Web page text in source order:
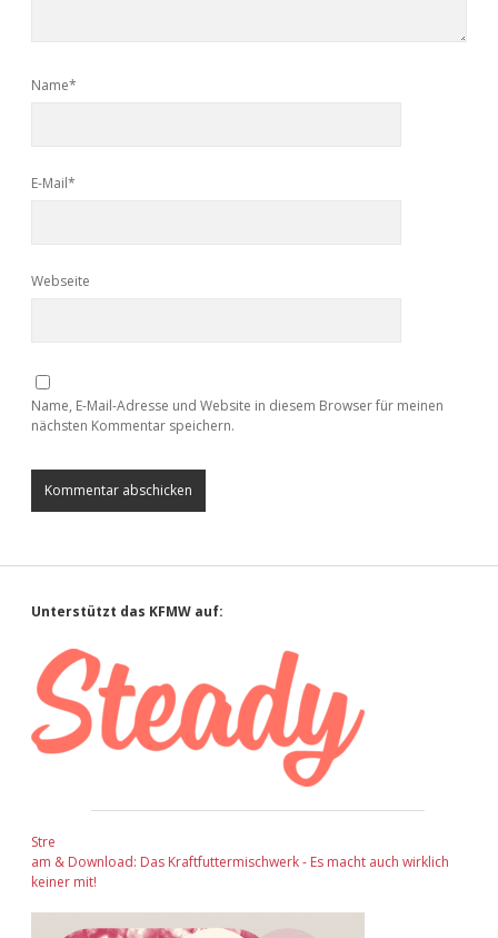
Name*
E-Mail*
Webseite
Name, E-Mail-Adresse und Website in diesem Browser für meinen
nächsten Kommentar speichern.
Sidebar
Unterstützt das KFMW auf:
Stre
am & Download: Das Kraftfuttermischwerk - Es macht auch wirklich
keiner mit!